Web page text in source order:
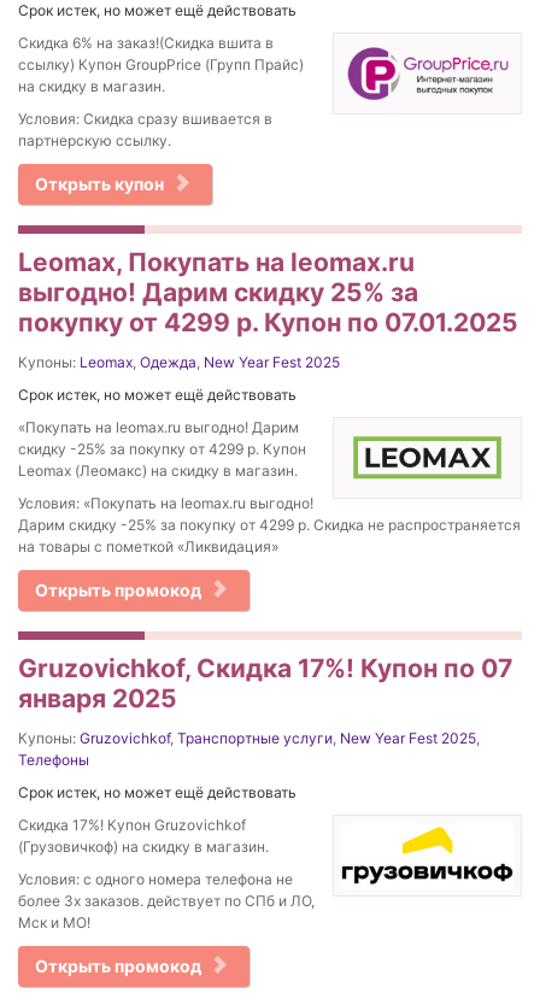
Срок истек, но может ещё действовать
Скидка 6% на заказ!(Скидка вшита в
ссылку) Купон GroupPrice (Групп Прайс)
на скидку в магазин.
Условия: Скидка сразу вшивается в
партнерскую ссылку.
Открыть купон
Leomax, Покупать на leomax.ru
выгодно! Дарим скидку 25% за
покупку от 4299 р. Купон по 07.01.2025
Купоны: Leomax, Одежда, New Year Fest 2025
Срок истек, но может ещё действовать
«Покупать на leomax.ru выгодно! Дарим
скидку -25% за покупку от 4299 р. Купон
Leomax (Леомакс) на скидку в магазин.
Условия: «Покупать на leomax.ru выгодно!
Дарим скидку -25% за покупку от 4299 р. Скидка не распространяется
на товары с пометкой «Ликвидация»
Открыть промокод
Gruzovichkof, Скидка 17%! Купон по 07
января 2025
Купоны: Gruzovichkof, Транспортные услуги, New Year Fest 2025,
Телефоны
Срок истек, но может ещё действовать
Скидка 17%! Купон Gruzovichkof
(Грузовичкоф) на скидку в магазин.
Условия: с одного номера телефона не
более 3х заказов. действует по СПб и ЛО,
Мск и МО!
Открыть промокод